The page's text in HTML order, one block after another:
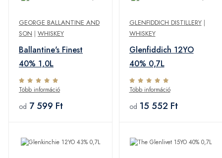
GEORGE BALLANTINE AND
SON | WHISKEY
Ballantine's Finest
40% 1,0L
Több információ
od 7 599 Ft
GLENFIDDICH DISTILLERY|
WHISKEY
Glenfiddich 12YO
40% 0,7L
Több információ
od 15 552 Ft